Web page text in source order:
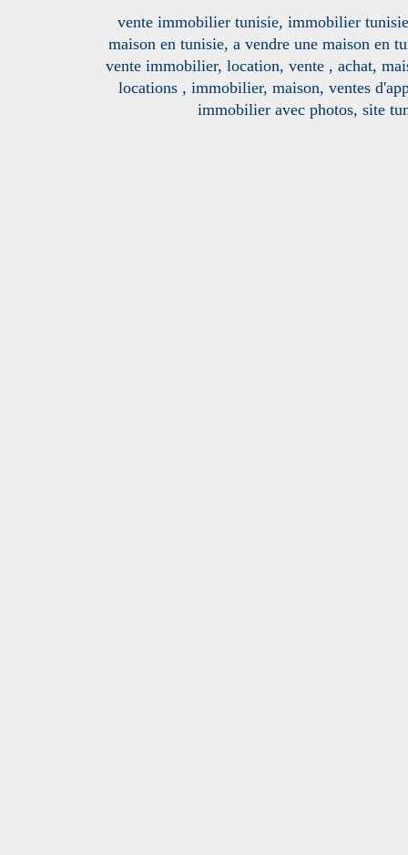
vente immobilier tunisie, immobilier
maison en tunisie, a vendre une maison en
vente immobilier, location, vente , achat,
locations , immobilier, maison, ventes
immobilier avec photos, site